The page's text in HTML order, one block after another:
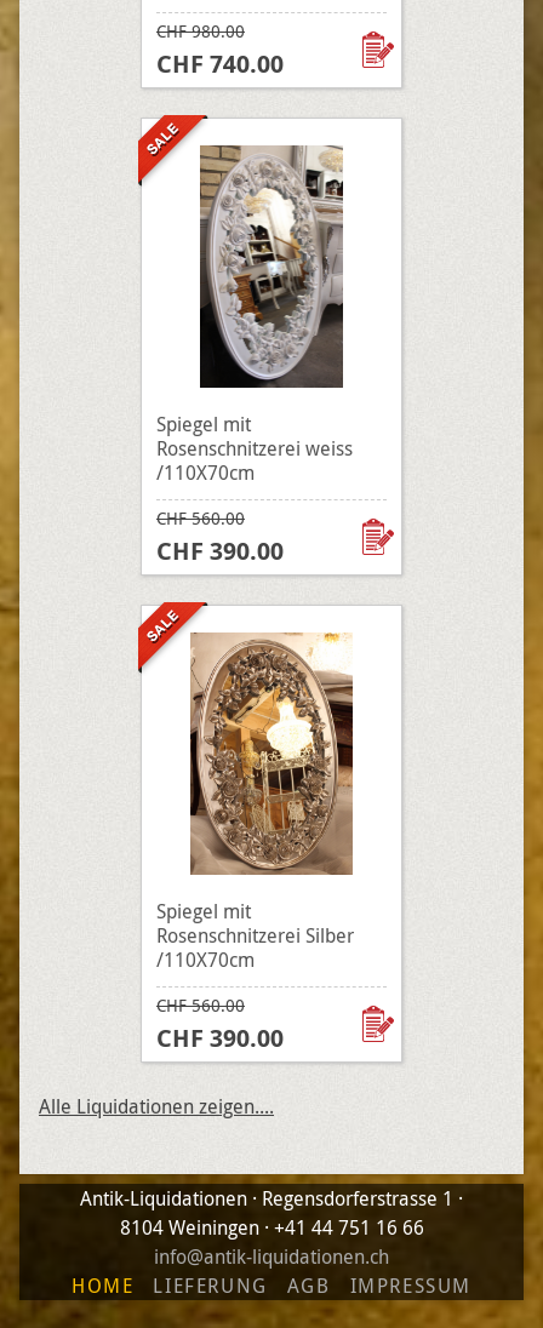
CHF 980.00
CHF 740.00
Spiegel mit
Rosenschnitzerei weiss
/110X70cm
CHF 560.00
CHF 390.00
Spiegel mit
Rosenschnitzerei Silber
/110X70cm
CHF 560.00
CHF 390.00
Alle Liquidationen zeigen....
Antik-Liquidationen · Regensdorferstrasse 1 ·
8104 Weiningen · +41 44 751 16 66
info@antik-liquidationen.ch
HOME
LIEFERUNG AGB IMPRESSUM